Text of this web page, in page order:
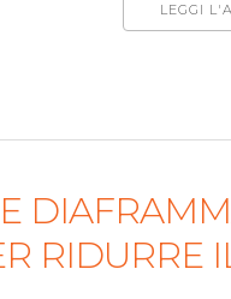
LEGGI
RIDURRE